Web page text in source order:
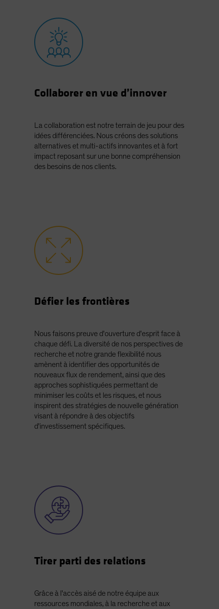
Collaborer en vue d’innover
La collaboration est notre terrain de jeu pour des
idées différenciées. Nous créons des solutions
alternatives et multi-actifs innovantes et à fort
impact reposant sur une bonne compréhension
des besoins de nos clients.
Défier les frontières
Nous faisons preuve d'ouverture d'esprit face à
chaque défi. La diversité de nos perspectives de
recherche et notre grande flexibilité nous
amènent à identifier des opportunités de
nouveaux flux de rendement, ainsi que des
approches sophistiquées permettant de
minimiser les coûts et les risques, et nous
inspirent des stratégies de nouvelle génération
visant à répondre à des objectifs
d'investissement spécifiques.
Tirer parti des relations
Grâce à l'accès aisé de notre équipe aux
ressources mondiales, à la recherche et aux